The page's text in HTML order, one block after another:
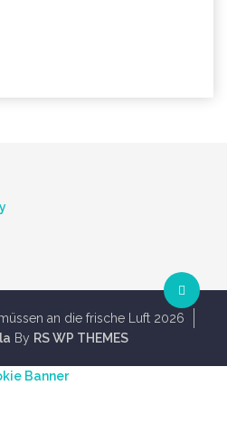
an die frische Luft 2026
By RS WP THEMES
Banner